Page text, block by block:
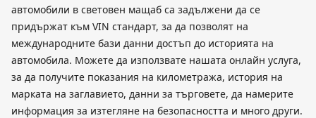
автомобили в световен мащаб са задължени да се
придържат към VIN стандарт, за да позволят на
международните бази данни достъп до историята на
автомобила. Можете да използвате нашата онлайн услуга,
за да получите показания на километража, история на
марката на заглавието, данни за търговете, да намерите
информация за изтегляне на безопасността и много други.